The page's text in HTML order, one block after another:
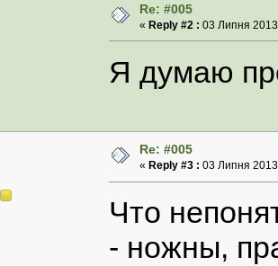
Re: #005
« Reply #2 : 03 Липня
Я думаю
Re: #005
« Reply #3 : 03 Липня
Что
- ножны,